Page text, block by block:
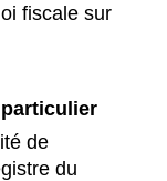
fiscale sur
de
du